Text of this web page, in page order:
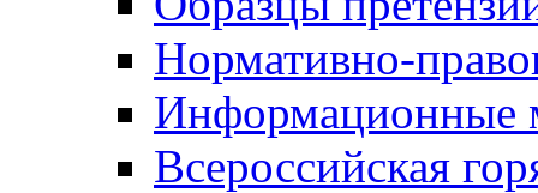
Нормативно-
Информационные
Всероссийская